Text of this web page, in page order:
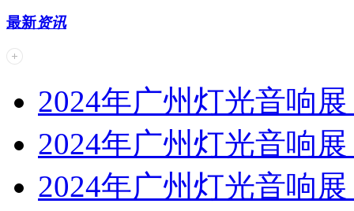
最新资讯
2024年广州灯光音响展
2024年广州灯光音响展
2024年广州灯光音响展